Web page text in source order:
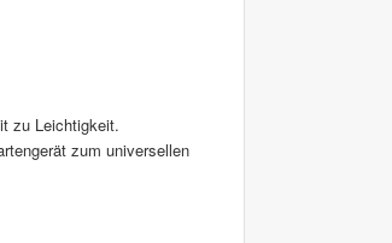
zu Leichtigkeit.
zum universellen